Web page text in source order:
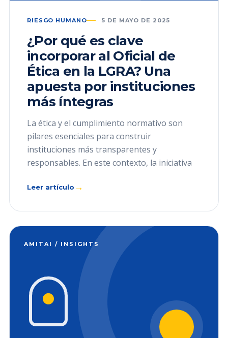
RIESGO HUMANO 5 DE MAYO DE 2025
¿Por qué es clave
incorporar al Oficial de
Ética en la LGRA? Una
apuesta por instituciones
más íntegras
La ética y el cumplimiento normativo son
pilares esenciales para construir
instituciones más transparentes y
responsables. En este contexto, la iniciativa
Leer artículo →
AMITAI / INSIGHTS